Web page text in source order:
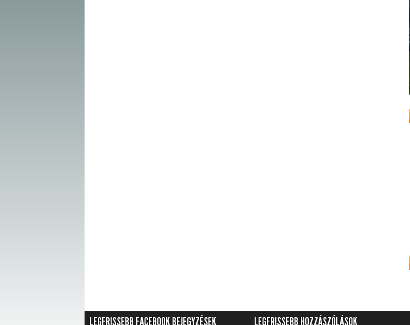
LEGFRISSEBB FACEBOOK BEJEGYZÉSEK LEGFRISSEBB HOZZÁSZÓLÁSOK